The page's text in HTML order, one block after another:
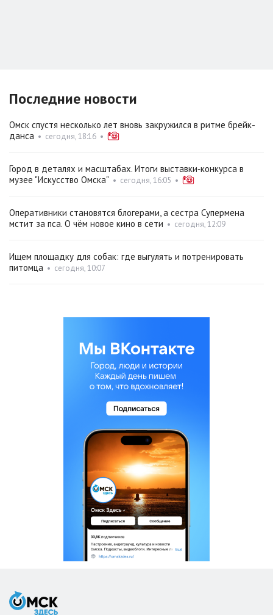
Последние новости
Омск спустя несколько лет вновь закружился в ритме брейк-
данса • сегодня, 18:16 •
Город в деталях и масштабах. Итоги выставки‑конкурса в
музее "Искусство Омска" • сегодня, 16:05 •
Оперативники становятся блогерами, а сестра Супермена
мстит за пса. О чём новое кино в сети • сегодня, 12:09
Ищем площадку для собак: где выгулять и потренировать
питомца • сегодня, 10:07